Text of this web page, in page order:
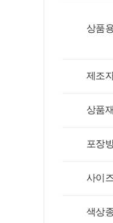
상품
제조
상품
포장
사이
색상